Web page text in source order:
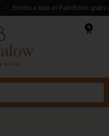
Envíos a todo el País Envío gratis a
0
Cart